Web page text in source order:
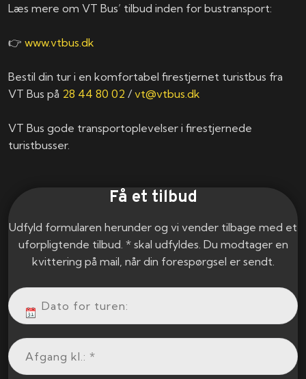
Læs mere om VT Bus’ tilbud inden for bustransport:
👉www.vtbus.dk
Bestil din tur i en komfortabel firestjernet turistbus fra
VT Bus på 28 44 80 02 /vt@vtbus.dk
VT Bus gode transportoplevelser i firestjernede
turistbusser.
Få et tilbud
Udfyld formularen herunder og vi vender tilbage med et
uforpligtende tilbud. * skal udfyldes. Du modtager en
kvittering på mail, når din forespørgsel er sendt.